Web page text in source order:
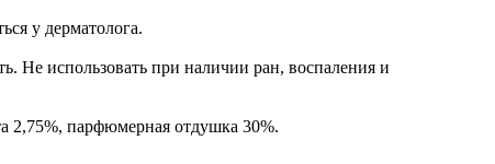
у дерматолога.
Не использовать при наличии ран, воспаления и
2,75%, парфюмерная отдушка 30%.